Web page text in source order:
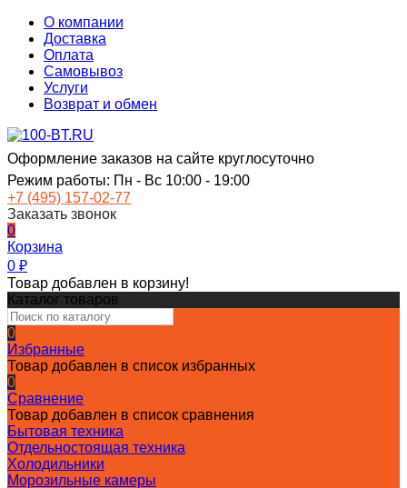
О компании
Доставка
Оплата
Самовывоз
Услуги
Возврат и обмен
Оформление заказов на сайте круглосуточно
Режим работы: Пн - Вс 10:00 - 19:00
+7 (495) 157-02-77
Заказать звонок
0
Корзина
0 ₽
Товар добавлен в корзину!
Каталог товаров
0
Избранные
Товар добавлен в список избранных
0
Сравнение
Товар добавлен в список сравнения
Бытовая техника
Отдельностоящая техника
Холодильники
Морозильные камеры